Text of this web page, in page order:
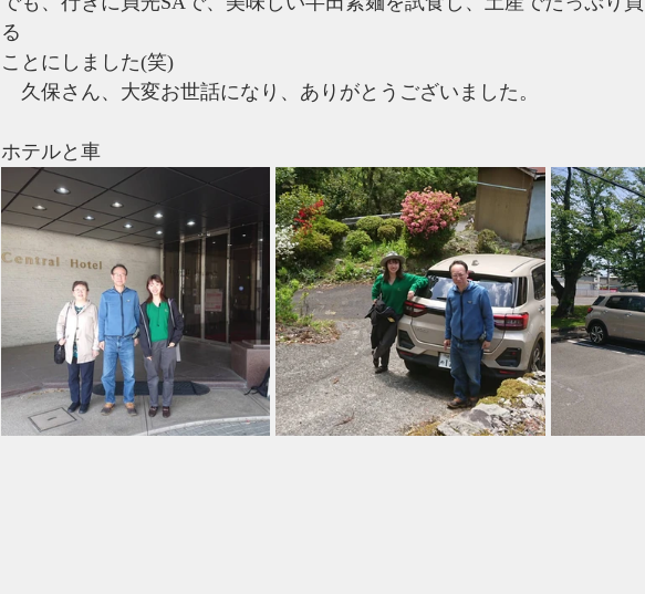
る
ことにしました(笑)
久保さん、大変お世話になり、ありがとうございました。
ホテルと車